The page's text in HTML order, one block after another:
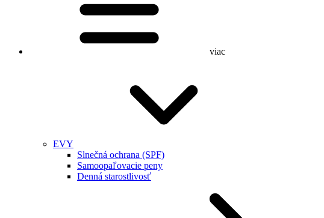
viac
EVY
Slnečná ochrana (SPF)
Samoopaľovacie peny
Denná starostlivosť